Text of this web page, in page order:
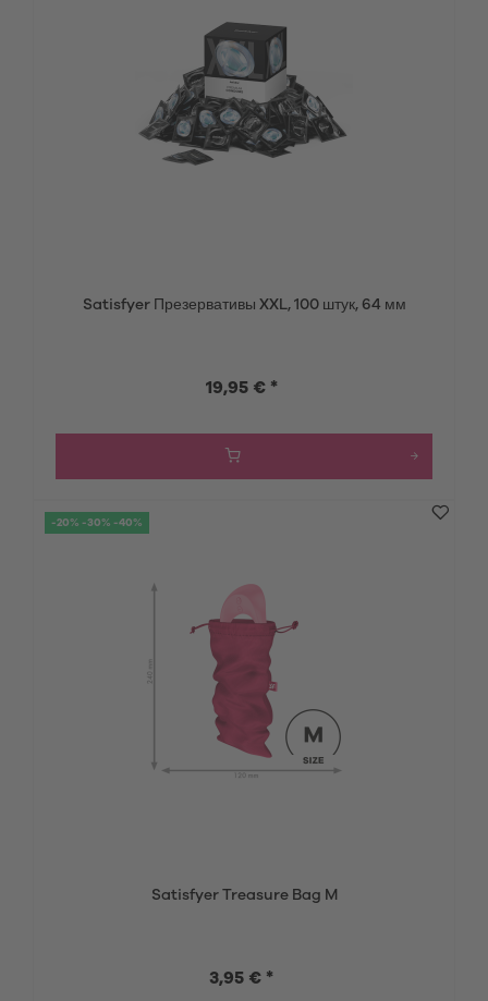
Satisfyer Презервативы XXL, 100 штук, 64 мм
19,95 € *
-20% -30% -40%
Satisfyer Treasure Bag M
3,95 € *